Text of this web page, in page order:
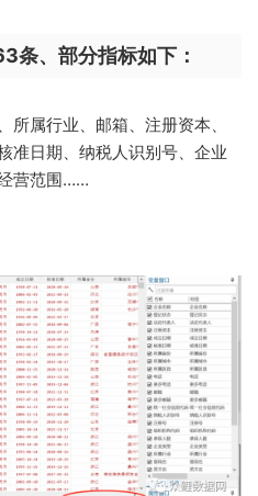
条、部分指标如下：
属行业、邮箱、注册资本、
准日期、纳税人识别号、企业
营范围……